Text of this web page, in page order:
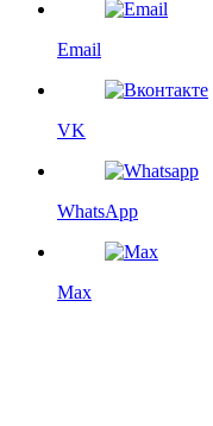
Email
VK
WhatsApp
Max